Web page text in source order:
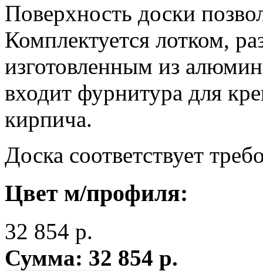
Поверхность доски
Комплектуется лотком,
изготовленным из
входит фурнитура для
кирпича.
Доска соответствует
Цвет м/профиля:
32 854 р.
Сумма: 32 854 р.